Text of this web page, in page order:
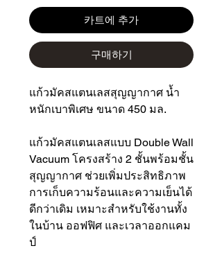
카트에 추가
구매하기
แก้วมัคสแตนเลสสุญญากาศ น้ำ
หนักเบาพิเศษ ขนาด 450 มล.
แก้วมัคสแตนเลสแบบ Double Wall
Vacuum โครงสร้าง 2 ชั้นพร้อมชั้น
สุญญากาศ ช่วยเพิ่มประสิทธิภาพ
การเก็บความร้อนและความเย็นได้
ดีกว่าเดิม เหมาะสำหรับใช้งานทั้ง
ในบ้าน ออฟฟิศ และเวลาออกแคม
ป์